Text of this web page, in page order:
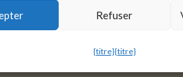
Refuser
{titre}{titre}